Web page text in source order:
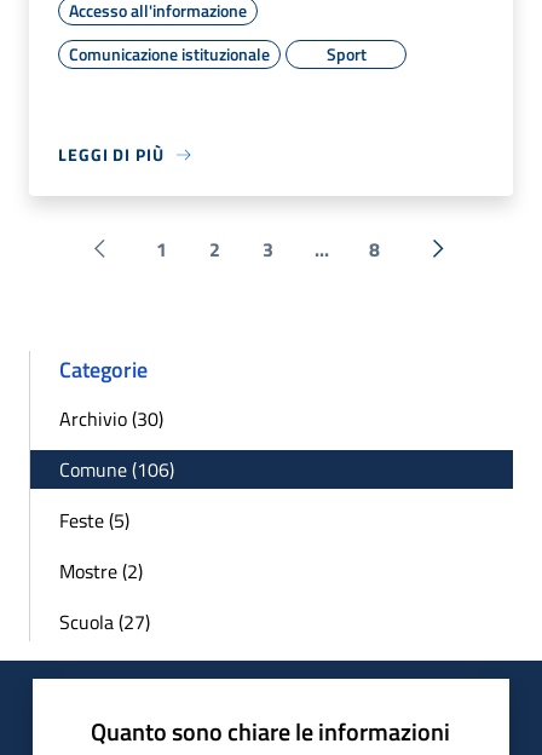
Accesso all'informazione
Comunicazione istituzionale
Sport
LEGGI DI PIÙ
Pagina precedente
1 2 3 ... 8 Successiva
Categorie
Archivio (30)
Comune (106)
Feste (5)
Mostre (2)
Scuola (27)
Quanto sono chiare le informazioni